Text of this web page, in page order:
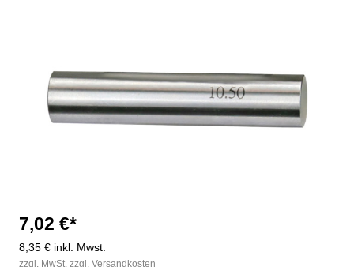
7,02 €*
8,35 € inkl. Mwst.
zzgl. MwSt. zzgl. Versandkosten